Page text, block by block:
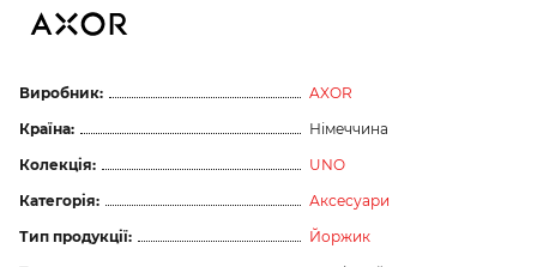
Виробник:
AXOR
Країна:
Німеччина
Колекція:
UNO
Категорія:
Аксесуари
Тип продукції:
Йоржик